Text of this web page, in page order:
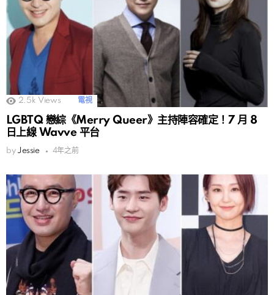
2.5k Views 電視
LGBTQ 戀綜《Merry Queer》主持陣容確定！7 月 8
日上線 Wavve 平台
by Jessie 4年之前